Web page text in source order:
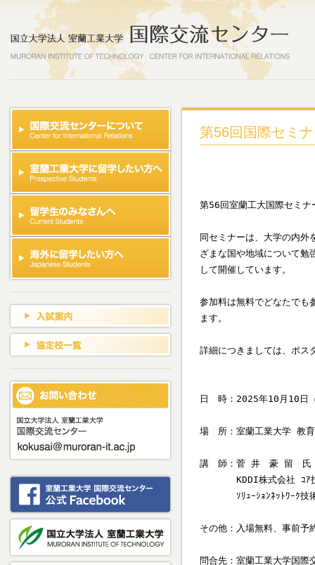
第56回国際セミ
第56回室蘭工大国際セミ
同セミナーは、大学の内外
ざまな国や地域について勉
して開催しています。
参加料は無料でどなたでも
ます。
詳細につきましては、ポス
日　時：2025年10月10日
場　所：室蘭工業大学 教
講　師：菅 井　豪 留　氏
KDDI株式会社 ｺｱ技
ｿﾘｭｰｼｮﾝﾈｯﾄﾜｰｸ技術部
その他：入場無料、事前
問合先：室蘭工業大学国